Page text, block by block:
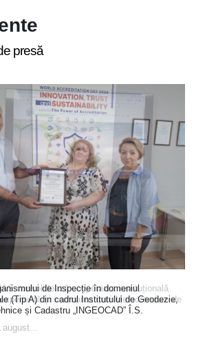
presă
consolidează cooperarea instituțională
și semnarea unui Memorandum de
de Inspecție în domeniul
(Tip A) din cadrul Institutului de Geodezie,
și Cadastru „INGEOCAD” Î.S.